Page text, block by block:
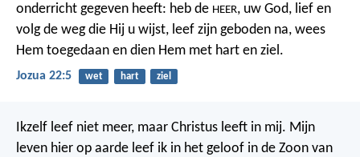
onderricht gegeven heeft: heb de HEER, uw God, lief en
volg de weg die Hij u wijst, leef zijn geboden na, wees
Hem toegedaan en dien Hem met hart en ziel.
Jozua 22:5 wet hart ziel
Ikzelf leef niet meer, maar Christus leeft in mij. Mijn
leven hier op aarde leef ik in het geloof in de Zoon van